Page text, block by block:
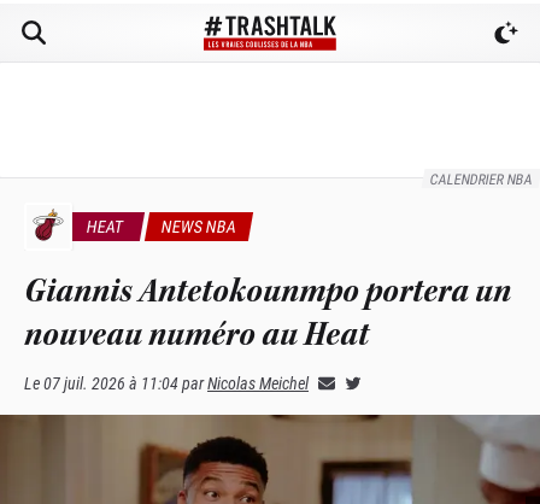
CALENDRIER NBA
HEAT NEWS NBA
Giannis Antetokounmpo portera un
nouveau numéro au Heat
Le07 juil. 2026 à 11:04parNicolas Meichel